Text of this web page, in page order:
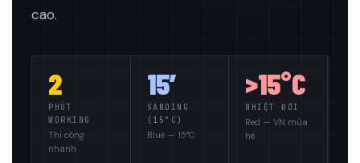
cao.
2
PHÚT
WORKING
Thi công
nhanh
15′
SANDING
(15°C)
Blue — 15°C
>15°C
NHIỆT ĐỚI
Red — VN mùa
hè